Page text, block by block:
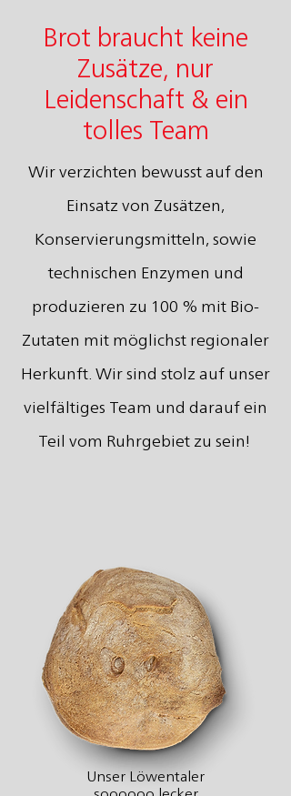
Brot braucht keine
Zusätze, nur
Leidenschaft & ein
tolles Team
Wir verzichten bewusst auf den
Einsatz von Zusätzen,
Konservierungsmitteln, sowie
technischen Enzymen und
produzieren zu 100 % mit Bio-
Zutaten mit möglichst regionaler
Herkunft. Wir sind stolz auf unser
vielfältiges Team und darauf ein
Teil vom Ruhrgebiet zu sein!
Unser Löwentaler